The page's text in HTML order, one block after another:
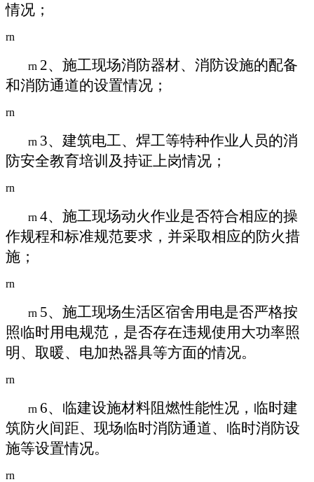
情况；
rn
rn 2、施工现场消防器材、消防设施的配备
和消防通道的设置情况；
rn
rn 3、建筑电工、焊工等特种作业人员的消
防安全教育培训及持证上岗情况；
rn
rn 4、施工现场动火作业是否符合相应的操
作规程和标准规范要求，并采取相应的防火措
施；
rn
rn 5、施工现场生活区宿舍用电是否严格按
照临时用电规范，是否存在违规使用大功率照
明、取暖、电加热器具等方面的情况。
rn
rn 6、临建设施材料阻燃性能性况，临时建
筑防火间距、现场临时消防通道、临时消防设
施等设置情况。
rn